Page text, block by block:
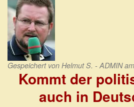
Gespeichert von Helmut S. - ADMIN
Kommt der
auch in